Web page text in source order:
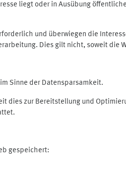
liegt oder in Ausübung
und überwiegen die
Dies gilt nicht, soweit
Sinne der Datensparsamkeit.
dies zur Bereitstellung und
gespeichert: